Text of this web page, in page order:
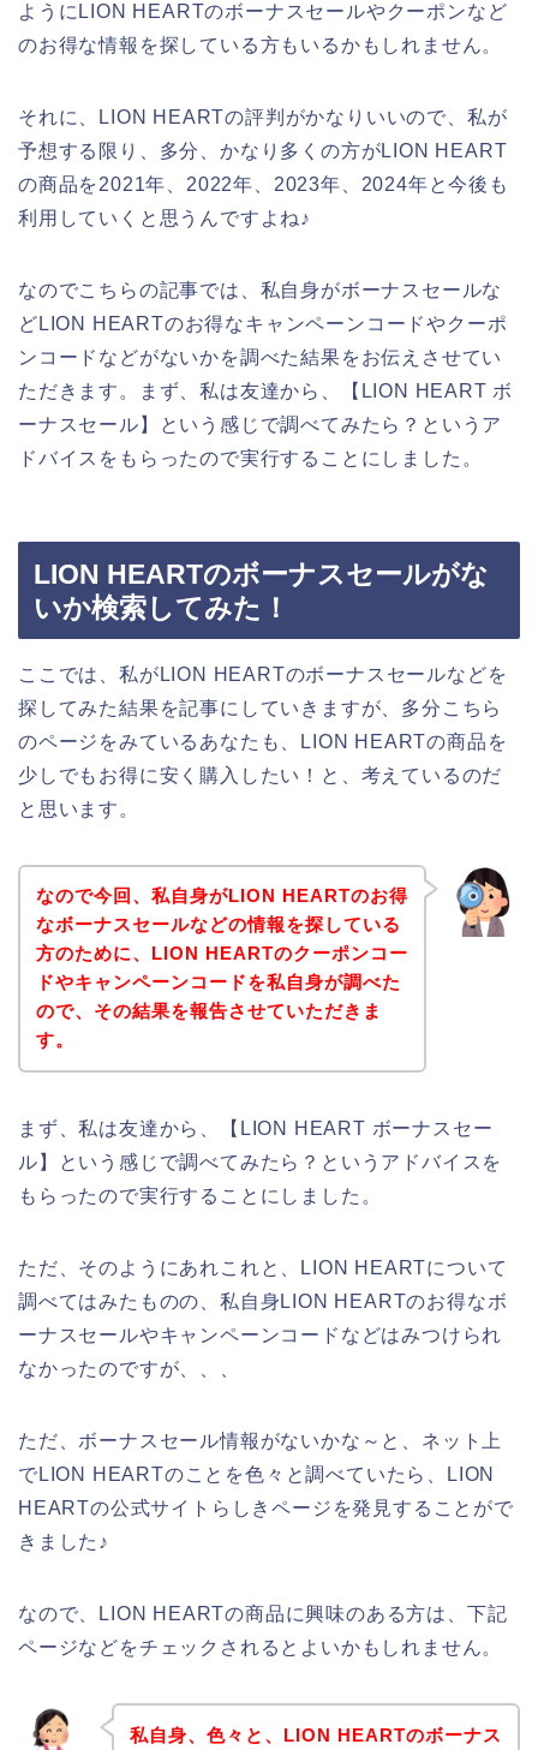
ようにLION HEARTのボーナスセールやクーポンなど
のお得な情報を探している方もいるかもしれません。
それに、LION HEARTの評判がかなりいいので、私が
予想する限り、多分、かなり多くの方がLION HEART
の商品を2021年、2022年、2023年、2024年と今後も
利用していくと思うんですよね♪
なのでこちらの記事では、私自身がボーナスセールな
どLION HEARTのお得なキャンペーンコードやクーポ
ンコードなどがないかを調べた結果をお伝えさせてい
ただきます。まず、私は友達から、【LION HEART ボ
ーナスセール】という感じで調べてみたら？というア
ドバイスをもらったので実行することにしました。
LION HEARTのボーナスセールがな
いか検索してみた！
ここでは、私がLION HEARTのボーナスセールなどを
探してみた結果を記事にしていきますが、多分こちら
のページをみているあなたも、LION HEARTの商品を
少しでもお得に安く購入したい！と、考えているのだ
と思います。
なので今回、私自身がLION HEARTのお得
なボーナスセールなどの情報を探している
方のために、LION HEARTのクーポンコー
ドやキャンペーンコードを私自身が調べた
ので、その結果を報告させていただきま
す。
まず、私は友達から、【LION HEART ボーナスセー
ル】という感じで調べてみたら？というアドバイスを
もらったので実行することにしました。
ただ、そのようにあれこれと、LION HEARTについて
調べてはみたものの、私自身LION HEARTのお得なボ
ーナスセールやキャンペーンコードなどはみつけられ
なかったのですが、、、
ただ、ボーナスセール情報がないかな～と、ネット上
でLION HEARTのことを色々と調べていたら、LION
HEARTの公式サイトらしきページを発見することがで
きました♪
なので、LION HEARTの商品に興味のある方は、下記
ページなどをチェックされるとよいかもしれません。
私自身、色々と、LION HEARTのボーナス